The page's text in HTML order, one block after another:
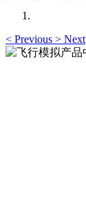
< Previous > Next